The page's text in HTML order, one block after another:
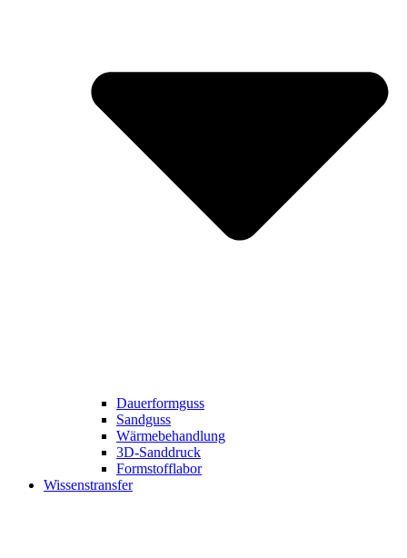
Dauerformguss
Sandguss
Wärmebehandlung
3D-Sanddruck
Formstofflabor
Wissenstransfer